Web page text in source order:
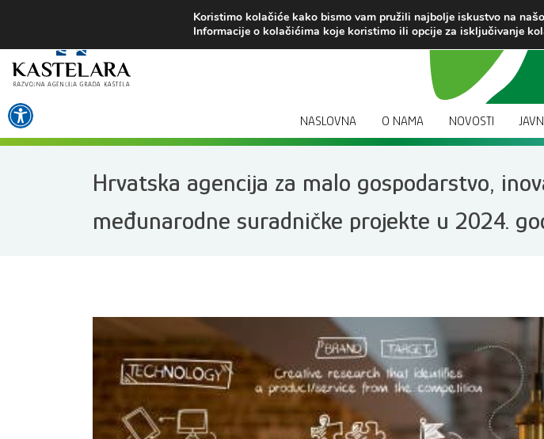
Open toolbar
sadržaj
NASLOVNA O NAMA NOVOSTI
Hrvatska agencija za malo gospodarstvo,
međunarodne suradničke projekte u 2024.
Koristimo kolačiće kako bismo vam pružili najbolje iskustvo na
Informacije o kolačićima koje koristimo ili opcije za isključivanje